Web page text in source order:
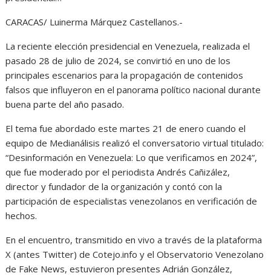
CARACAS/ Luinerma Márquez Castellanos.-
La reciente elección presidencial en Venezuela, realizada el
pasado 28 de julio de 2024, se convirtió en uno de los
principales escenarios para la propagación de contenidos
falsos que influyeron en el panorama político nacional durante
buena parte del año pasado.
El tema fue abordado este martes 21 de enero cuando el
equipo de Medianálisis realizó el conversatorio virtual titulado:
“Desinformación en Venezuela: Lo que verificamos en 2024”,
que fue moderado por el periodista Andrés Cañizález,
director y fundador de la organización y contó con la
participación de especialistas venezolanos en verificación de
hechos.
En el encuentro, transmitido en vivo a través de la plataforma
X (antes Twitter) de Cotejo.info y el Observatorio Venezolano
de Fake News, estuvieron presentes Adrián González,